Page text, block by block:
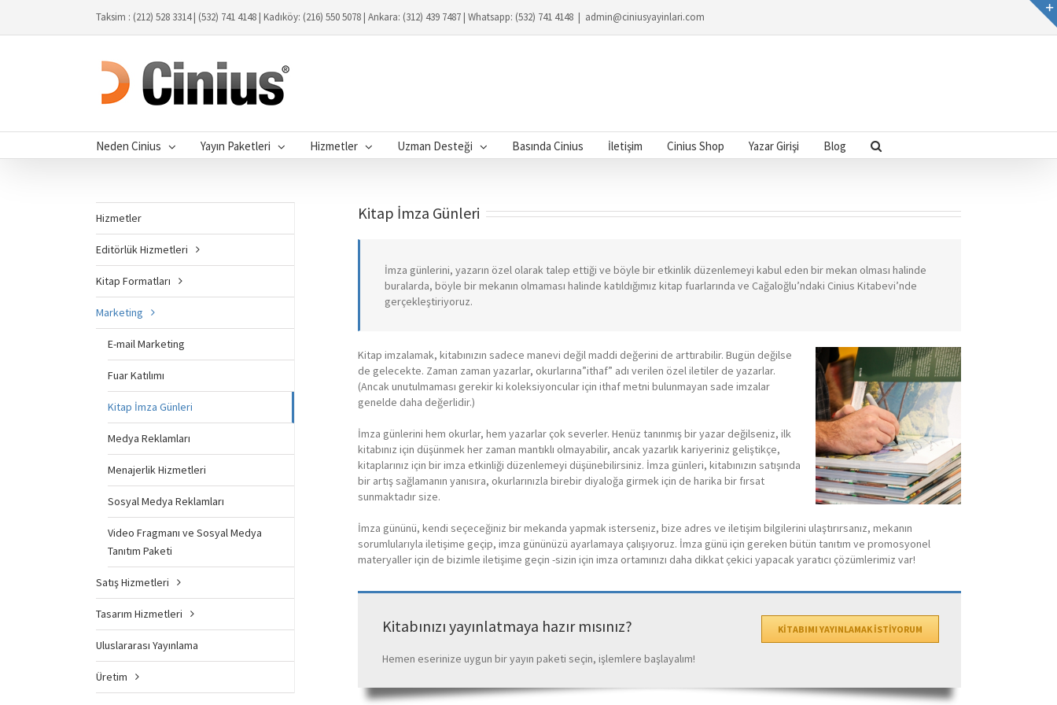
Taksim : (212) 528 3314 | (532) 741 4148 | Kadıköy: (216) 550 5078 | Ankara: (312) 439 7487 | Whatsapp: (532) 741 4148 | admin@ciniusyayinlari.com
Neden Cinius Yayın Paketleri Hizmetler Uzman Desteği Basında Cinius İletişim Cinius Shop Yazar Girişi Blog
Kitap İmza Günleri
İmza günlerini, yazarın özel olarak talep ettiği ve böyle bir etkinlik düzenlemeyi kabul eden bir mekan olması halinde
buralarda, böyle bir mekanın olmaması halinde katıldığımız kitap fuarlarında ve Cağaloğlu’ndaki Cinius Kitabevi’nde
gerçekleştiriyoruz.
Kitap imzalamak, kitabınızın sadece manevi değil maddi değerini de arttırabilir. Bugün değilse
de gelecekte. Zaman zaman yazarlar, okurlarına”ithaf” adı verilen özel iletiler de yazarlar.
(Ancak unutulmaması gerekir ki koleksiyoncular için ithaf metni bulunmayan sade imzalar
genelde daha değerlidir.)
İmza günlerini hem okurlar, hem yazarlar çok severler. Henüz tanınmış bir yazar değilseniz, ilk
kitabınız için düşünmek her zaman mantıklı olmayabilir, ancak yazarlık kariyeriniz geliştikçe,
kitaplarınız için bir imza etkinliği düzenlemeyi düşünebilirsiniz. İmza günleri, kitabınızın satışında
bir artış sağlamanın yanısıra, okurlarınızla birebir diyaloğa girmek için de harika bir fırsat
sunmaktadır size.
İmza gününü, kendi seçeceğiniz bir mekanda yapmak isterseniz, bize adres ve iletişim bilgilerini ulaştırırsanız, mekanın
sorumlularıyla iletişime geçip, imza gününüzü ayarlamaya çalışıyoruz. İmza günü için gereken bütün tanıtım ve promosyonel
materyaller için de bizimle iletişime geçin -sizin için imza ortamınızı daha dikkat çekici yapacak yaratıcı çözümlerimiz var!
KİTABIMI YAYINLAMAK İSTİYORUM
Kitabınızı yayınlatmaya hazır mısınız?
Hemen eserinize uygun bir yayın paketi seçin, işlemlere başlayalım!
Hizmetler
Editörlük Hizmetleri
Kitap Formatları
Marketing
E-mail Marketing
Fuar Katılımı
Kitap İmza Günleri
Medya Reklamları
Menajerlik Hizmetleri
Sosyal Medya Reklamları
Video Fragmanı ve Sosyal Medya
Tanıtım Paketi
Satış Hizmetleri
Tasarım Hizmetleri
Uluslararası Yayınlama
Üretim